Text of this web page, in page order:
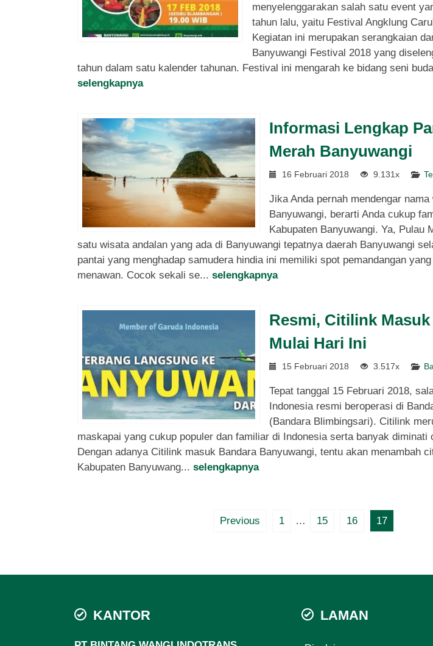
menyelenggarakan salah satu event
tahun lalu, yaitu Festival Angklung
Kegiatan ini merupakan serangkaian
Banyuwangi Festival 2018 yang
tahun dalam satu kalender tahunan. Festival ini mengarah ke bidang seni
selengkapnya
Informasi Lengkap
Merah Banyuwangi
16 Februari 2018 9.131x
Jika Anda pernah mendengar
Banyuwangi, berarti Anda cukup
Kabupaten Banyuwangi. Ya, Pulau
satu wisata andalan yang ada di Banyuwangi tepatnya daerah Banyuwangi
pantai yang menghadap samudera hindia ini memiliki spot pemandangan
menawan. Cocok sekali se... selengkapnya
Resmi, Citilink
Mulai Hari Ini
15 Februari 2018 3.517x
Tepat tanggal 15 Februari 2018,
Indonesia resmi beroperasi di
(Bandara Blimbingsari). Citilink
maskapai yang cukup populer dan familiar di Indonesia serta banyak diminati
Dengan adanya Citilink masuk Bandara Banyuwangi, tentu akan menambah
Kabupaten Banyuwang... selengkapnya
Previous 1 … 15 16 17
KANTOR LAMAN